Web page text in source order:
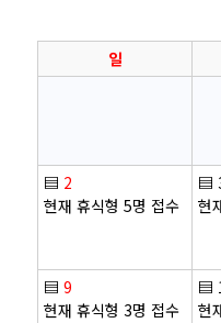
일
▤ 2
현재 휴식형 5명 접수
▤
현
▤ 9
현재 휴식형 3명 접수
▤
현